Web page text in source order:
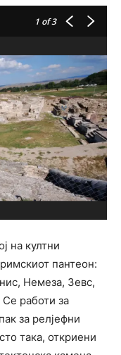
1 of 3
на култни
пантеон:
Немеза, Зевс,
работи за
за релјефни
така, откриени